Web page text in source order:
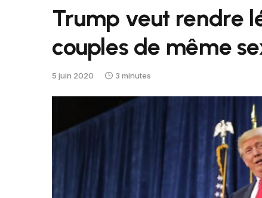
Trump veut rendre
couples de même
5 juin 2020 3 minutes